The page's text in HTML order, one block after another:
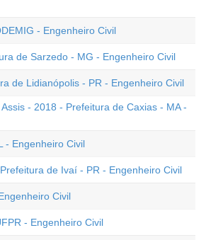
- Engenheiro Civil
de Sarzedo - MG - Engenheiro Civil
de Lidianópolis - PR - Engenheiro Civil
- 2018 - Prefeitura de Caxias - MA -
- Engenheiro Civil
de Ivaí - PR - Engenheiro Civil
Civil
- Engenheiro Civil